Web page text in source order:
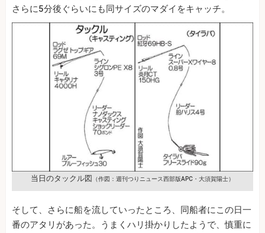
さらに5分後ぐらいにも同サイズのマダイをキャッチ。
当日のタックル図 （作図：週刊つりニュース西部版APC・大須賀陽士）
そして、さらに船を流していったところ、同船者にこの日一
番のアタリがあった。うまくハリ掛かりしたようで、慎重に